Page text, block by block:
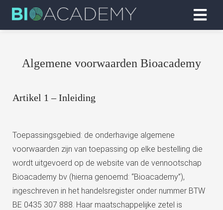
Algemene voorwaarden Bioacademy
Artikel 1 – Inleiding
Toepassingsgebied: de onderhavige algemene
voorwaarden zijn van toepassing op elke bestelling die
wordt uitgevoerd op de website van de vennootschap
Bioacademy bv (hierna genoemd: “Bioacademy”),
ingeschreven in het handelsregister onder nummer BTW
BE 0435 307 888. Haar maatschappelijke zetel is